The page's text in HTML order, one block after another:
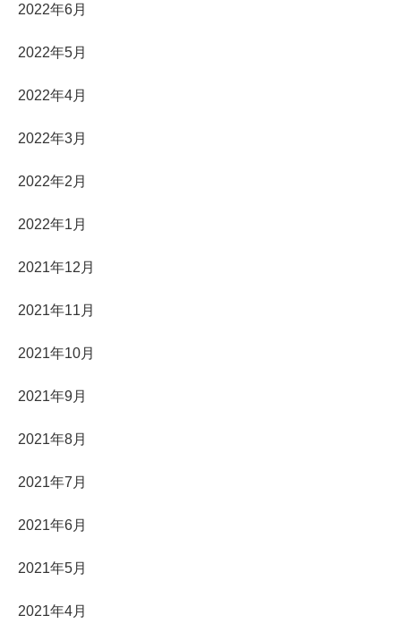
2022年6月
2022年5月
2022年4月
2022年3月
2022年2月
2022年1月
2021年12月
2021年11月
2021年10月
2021年9月
2021年8月
2021年7月
2021年6月
2021年5月
2021年4月